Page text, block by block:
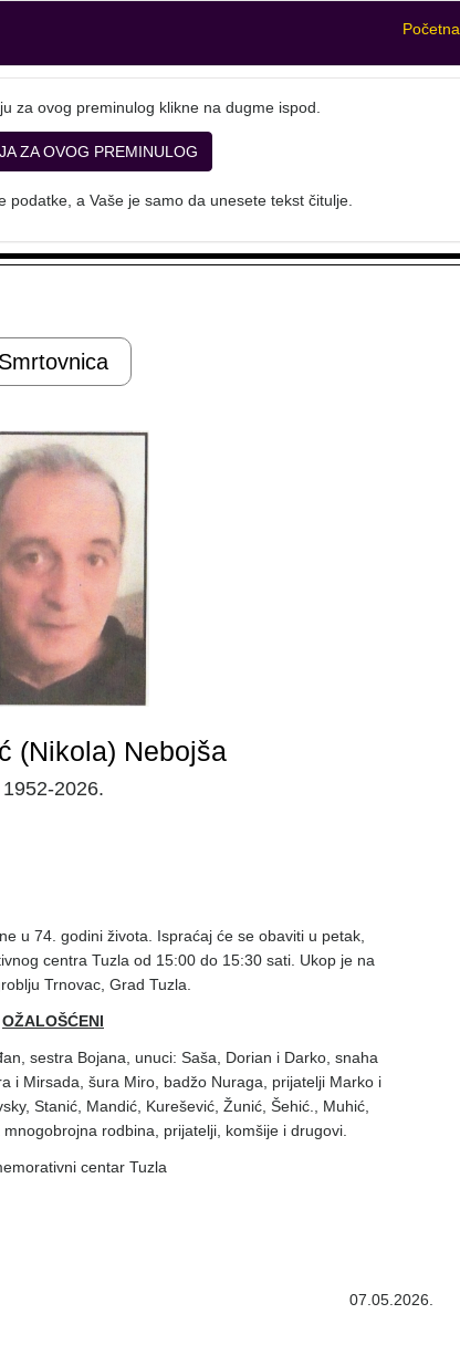
Početna
za ovog preminulog klikne na dugme ispod.
ZA OVOG PREMINULOG
podatke, a Vaše je samo da unesete tekst čitulje.
Smrtovnica
(Nikola) Nebojša
1952-2026.
u 74. godini života. Ispraćaj će se obaviti u petak,
centra Tuzla od 15:00 do 15:30 sati. Ukop je na
Trnovac, Grad Tuzla.
OŽALOŠĆENI
sestra Bojana, unuci: Saša, Dorian i Darko, snaha
i Mirsada, šura Miro, badžo Nuraga, prijatelji Marko i
Stanić, Mandić, Kurešević, Žunić, Šehić., Muhić,
rodbina, prijatelji, komšije i drugovi.
centar Tuzla
07.05.2026.